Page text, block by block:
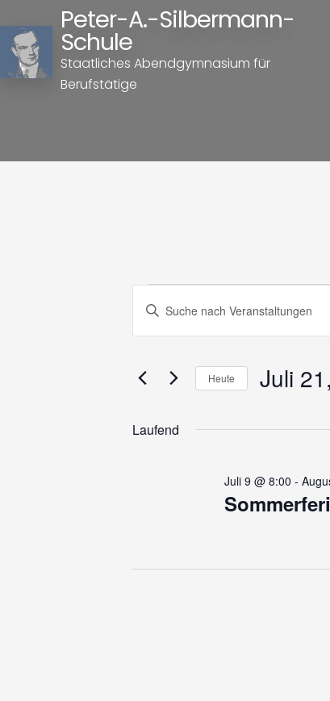
Peter-A.-Silbermann-
Schule
Staatliches Abendgymnasium für
Berufstätige
für
Juli
2026
Suche
und
Ansichten,
Navigation
Bitte
Schlüsselwort
Veranstaltungen
Schlüsselwort.
Heute Juli
Laufend
Juli 9 @ 8:00 -